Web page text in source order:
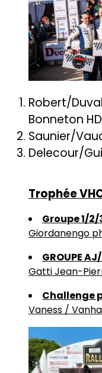
Robert/
Bonneton
Saunier/
Delecour/
Trophée
Groupe 1/
Giordanengo
GROUPE
Gatti Jean-
Challenge
Vaness /